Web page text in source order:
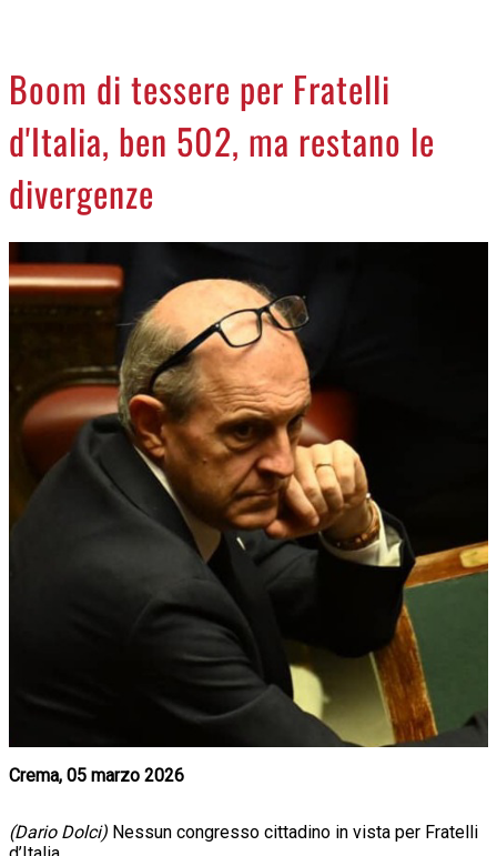
LA PIAZZA
ANIMALI
ACCEDI
Boom di tessere per Fratelli
d'Italia, ben 502, ma restano le
divergenze
Crema, 05 marzo 2026
(Dario Dolci) Nessun congresso cittadino in vista per Fratelli